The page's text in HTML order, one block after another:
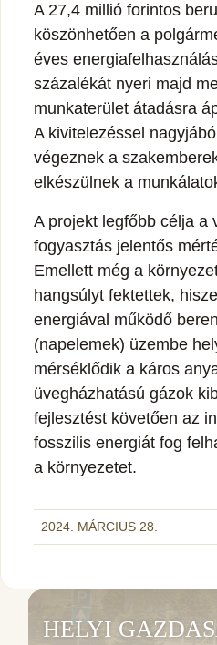
A 27,4 millió forintos
köszönhetően a
éves
százalékát nyeri majd
munkaterület átadásra
A kivitelezéssel
végeznek a
elkészülnek a
A projekt legfőbb célja a
fogyasztás jelentős
Emellett még a
hangsúlyt fektettek,
energiával működő
(napelemek) üzembe
mérséklődik a káros
üvegházhatású gázok
fejlesztést követően az
fosszilis energiát fog
a környezetet.
2024. MÁRCIUS 28.
HELYI